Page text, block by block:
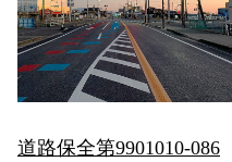
道路保全第9901010-086